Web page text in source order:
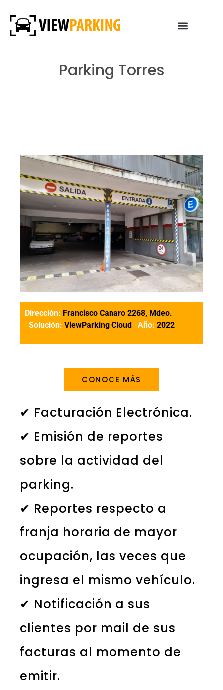
Parking Torres
Dirección: Francisco Canaro 2268, Mdeo.
Solución: ViewParking Cloud Año: 2022
CONOCE MÁS
✔ Facturación Electrónica.
✔ Emisión de reportes
sobre la actividad del
parking.
✔ Reportes respecto a
franja horaria de mayor
ocupación, las veces que
ingresa el mismo vehículo.
✔ Notificación a sus
clientes por mail de sus
facturas al momento de
emitir.